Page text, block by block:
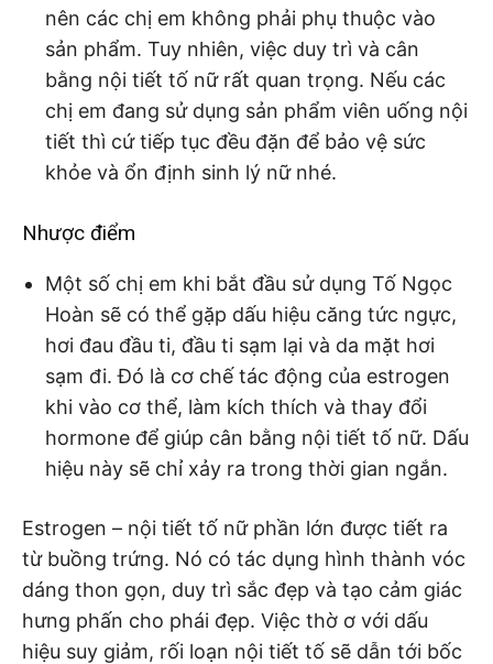
nên các chị em không phải phụ thuộc vào
sản phẩm. Tuy nhiên, việc duy trì và cân
bằng nội tiết tố nữ rất quan trọng. Nếu các
chị em đang sử dụng sản phẩm viên uống nội
tiết thì cứ tiếp tục đều đặn để bảo vệ sức
khỏe và ổn định sinh lý nữ nhé.
Nhược điểm
Một số chị em khi bắt đầu sử dụng Tố Ngọc
Hoàn sẽ có thể gặp dấu hiệu căng tức ngực,
hơi đau đầu ti, đầu ti sạm lại và da mặt hơi
sạm đi. Đó là cơ chế tác động của estrogen
khi vào cơ thể, làm kích thích và thay đổi
hormone để giúp cân bằng nội tiết tố nữ. Dấu
hiệu này sẽ chỉ xảy ra trong thời gian ngắn.
Estrogen – nội tiết tố nữ phần lớn được tiết ra
từ buồng trứng. Nó có tác dụng hình thành vóc
dáng thon gọn, duy trì sắc đẹp và tạo cảm giác
hưng phấn cho phái đẹp. Việc thờ ơ với dấu
hiệu suy giảm, rối loạn nội tiết tố sẽ dẫn tới bốc